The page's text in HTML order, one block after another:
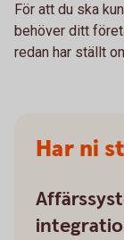
För att du ska
behöver ditt
redan har ställt
Har ni